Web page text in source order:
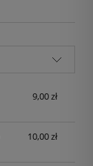
9,00 zł
10,00 zł